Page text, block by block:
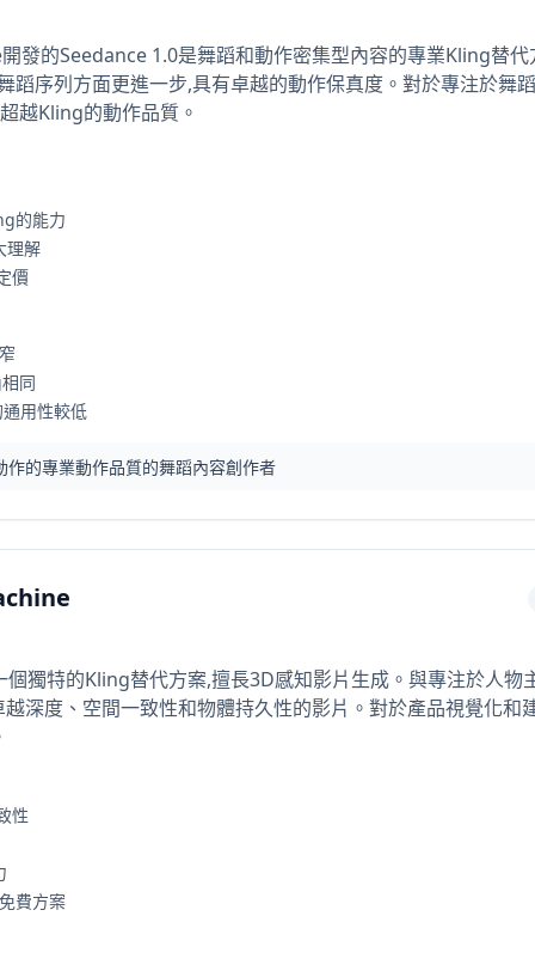
發的Seedance 1.0是舞蹈和動作密集型內容的專業Kling替
蹈序列方面更進一步,具有卓越的動作保真度。對於專注於舞
越Kling的動作品質。
的能力
理解
價
同
用性較低
的專業動作品質的舞蹈內容創作者
獨特的Kling替代方案,擅長3D感知影片生成。與專注於人物
深度、空間一致性和物體持久性的影片。對於產品視覺化和
性
費方案